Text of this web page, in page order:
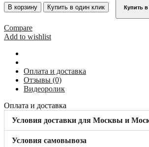
Соединительный
45°/135°
KRAUSE
860033
В корзину Купить в один клик Купить в
Compare
Add to wishlist
Оплата и доставка
Отзывы (0)
Видеоролик
Оплата и доставка
Условия доставки для Москвы и
Условия самовывоза